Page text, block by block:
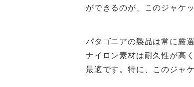
ができるのが、このジャケ
パタゴニアの製品は常に厳
ナイロン素材は耐久性が高
最適です。特に、このジャ